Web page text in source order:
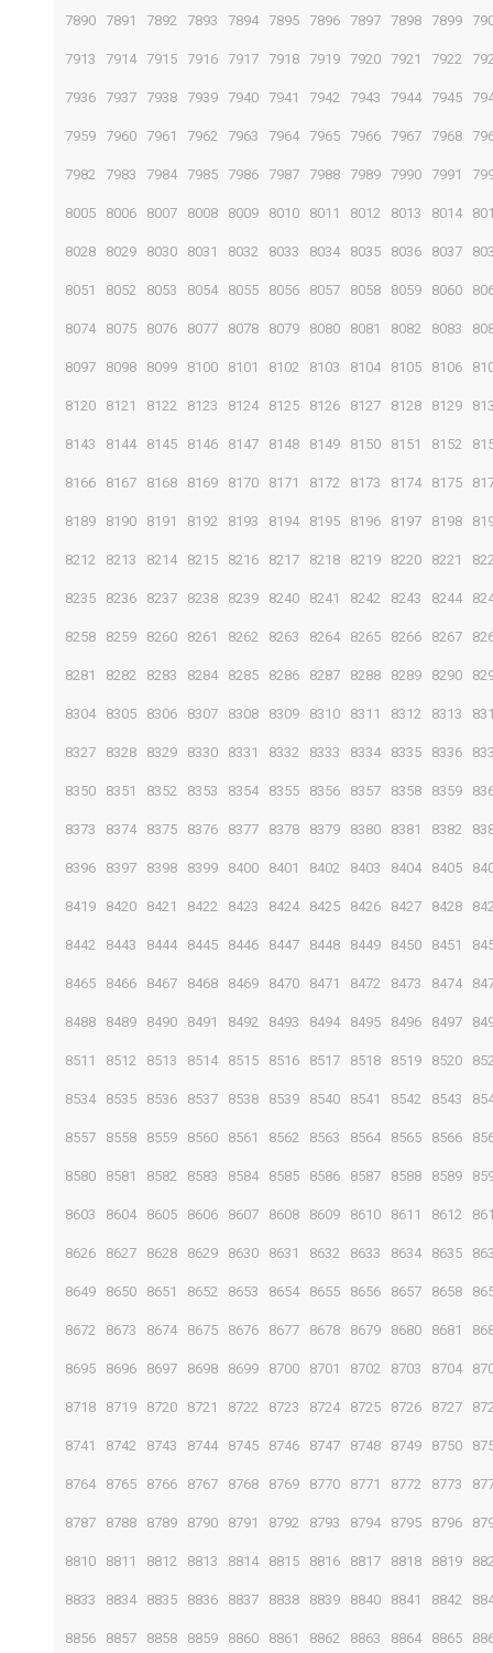
7890 7891 7892 7893 7894 7895 7896 7897 7898 7899
7913 7914 7915 7916 7917 7918 7919 7920 7921 7922
7936 7937 7938 7939 7940 7941 7942 7943 7944 7945
7959 7960 7961 7962 7963 7964 7965 7966 7967 7968
7982 7983 7984 7985 7986 7987 7988 7989 7990 7991
8005 8006 8007 8008 8009 8010 8011 8012 8013 8014
8028 8029 8030 8031 8032 8033 8034 8035 8036 8037
8051 8052 8053 8054 8055 8056 8057 8058 8059 8060
8074 8075 8076 8077 8078 8079 8080 8081 8082 8083
8097 8098 8099 8100 8101 8102 8103 8104 8105 8106
8120 8121 8122 8123 8124 8125 8126 8127 8128 8129
8143 8144 8145 8146 8147 8148 8149 8150 8151 8152
8166 8167 8168 8169 8170 8171 8172 8173 8174 8175
8189 8190 8191 8192 8193 8194 8195 8196 8197 8198
8212 8213 8214 8215 8216 8217 8218 8219 8220 8221
8235 8236 8237 8238 8239 8240 8241 8242 8243 8244
8258 8259 8260 8261 8262 8263 8264 8265 8266 8267
8281 8282 8283 8284 8285 8286 8287 8288 8289 8290
8304 8305 8306 8307 8308 8309 8310 8311 8312 8313
8327 8328 8329 8330 8331 8332 8333 8334 8335 8336
8350 8351 8352 8353 8354 8355 8356 8357 8358 8359
8373 8374 8375 8376 8377 8378 8379 8380 8381 8382
8396 8397 8398 8399 8400 8401 8402 8403 8404 8405
8419 8420 8421 8422 8423 8424 8425 8426 8427 8428
8442 8443 8444 8445 8446 8447 8448 8449 8450 8451
8465 8466 8467 8468 8469 8470 8471 8472 8473 8474
8488 8489 8490 8491 8492 8493 8494 8495 8496 8497
8511 8512 8513 8514 8515 8516 8517 8518 8519 8520
8534 8535 8536 8537 8538 8539 8540 8541 8542 8543
8557 8558 8559 8560 8561 8562 8563 8564 8565 8566
8580 8581 8582 8583 8584 8585 8586 8587 8588 8589
8603 8604 8605 8606 8607 8608 8609 8610 8611 8612
8626 8627 8628 8629 8630 8631 8632 8633 8634 8635
8649 8650 8651 8652 8653 8654 8655 8656 8657 8658
8672 8673 8674 8675 8676 8677 8678 8679 8680 8681
8695 8696 8697 8698 8699 8700 8701 8702 8703 8704
8718 8719 8720 8721 8722 8723 8724 8725 8726 8727
8741 8742 8743 8744 8745 8746 8747 8748 8749 8750
8764 8765 8766 8767 8768 8769 8770 8771 8772 8773
8787 8788 8789 8790 8791 8792 8793 8794 8795 8796
8810 8811 8812 8813 8814 8815 8816 8817 8818 8819
8833 8834 8835 8836 8837 8838 8839 8840 8841 8842
8856 8857 8858 8859 8860 8861 8862 8863 8864 8865